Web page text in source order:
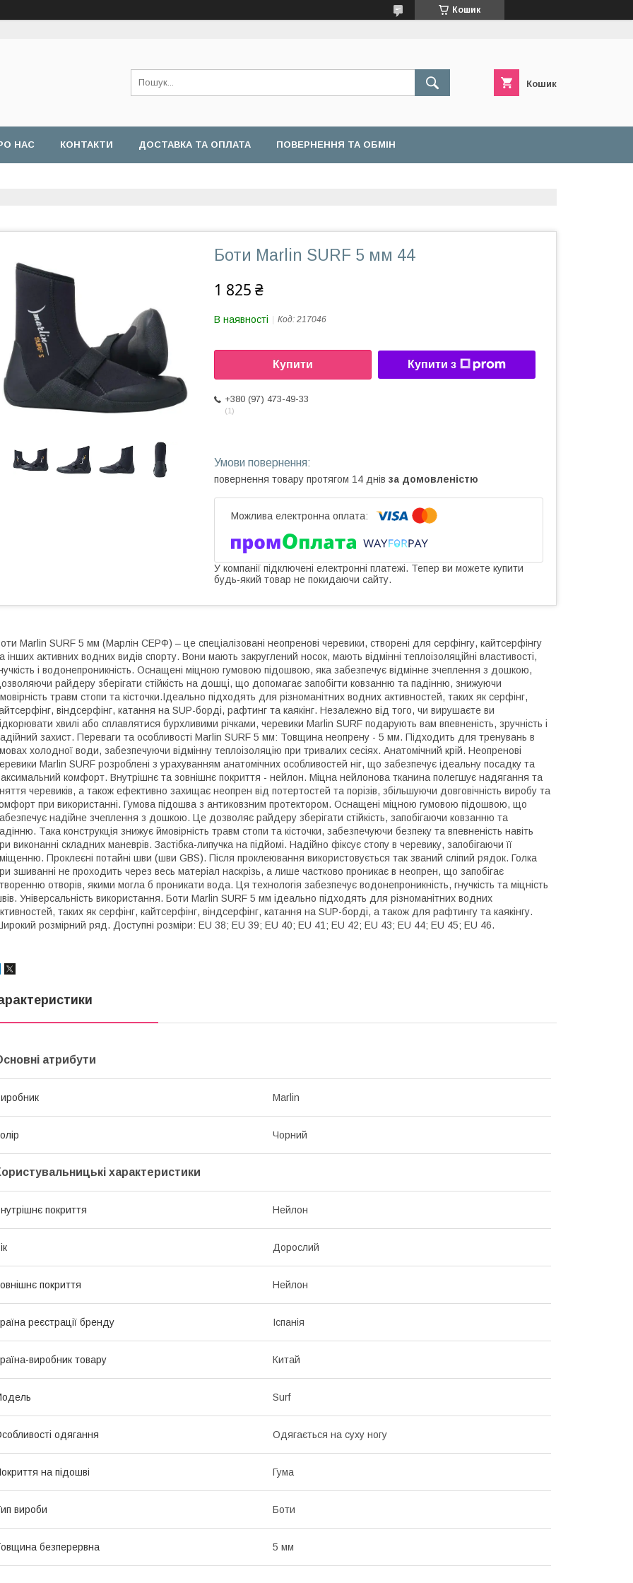
Кошик
Кошик
НАС КОНТАКТИ ДОСТАВКА ТА ОПЛАТА ПОВЕРНЕННЯ ТА ОБМІН
Боти Marlin SURF 5 мм 44
1 825 ₴
В наявності Код: 217046
Купити Купити з
+380 (97) 473-49-33
1
повернення товару протягом 14 днів за домовленістю
У компанії підключені електронні платежі. Тепер ви можете купити
будь-який товар не покидаючи сайту.
Marlin SURF 5 мм (Марлін СЕРФ) – це спеціалізовані неопренові черевики, створені для серфінгу, кайтсерфінгу
інших активних водних видів спорту. Вони мають закруглений носок, мають відмінні теплоізоляційні властивості,
і водонепроникність. Оснащені міцною гумовою підошвою, яка забезпечує відмінне зчеплення з дошкою,
райдеру зберігати стійкість на дошці, що допомагає запобігти ковзанню та падінню, знижуючи
травм стопи та кісточки.Ідеально підходять для різноманітних водних активностей, таких як серфінг,
віндсерфінг, катання на SUP-борді, рафтинг та каякінг. Незалежно від того, чи вирушаєте ви
хвилі або сплавлятися бурхливими річками, черевики Marlin SURF подарують вам впевненість, зручність і
захист. Переваги та особливості Marlin SURF 5 мм: Товщина неопрену - 5 мм. Підходить для тренувань в
холодної води, забезпечуючи відмінну теплоізоляцію при тривалих сесіях. Анатомічний крій. Неопренові
Marlin SURF розроблені з урахуванням анатомічних особливостей ніг, що забезпечує ідеальну посадку та
комфорт. Внутрішнє та зовнішнє покриття - нейлон. Міцна нейлонова тканина полегшує надягання та
черевиків, а також ефективно захищає неопрен від потертостей та порізів, збільшуючи довговічність виробу та
при використанні. Гумова підошва з антиковзним протектором. Оснащені міцною гумовою підошвою, що
надійне зчеплення з дошкою. Це дозволяє райдеру зберігати стійкість, запобігаючи ковзанню та
Така конструкція знижує ймовірність травм стопи та кісточки, забезпечуючи безпеку та впевненість навіть
виконанні складних маневрів. Застібка-липучка на підйомі. Надійно фіксує стопу в черевику, запобігаючи її
Проклеєні потайні шви (шви GBS). Після проклеювання використовується так званий сліпий рядок. Голка
зшиванні не проходить через весь матеріал наскрізь, а лише частково проникає в неопрен, що запобігає
отворів, якими могла б проникати вода. Ця технологія забезпечує водонепроникність, гнучкість та міцність
Універсальність використання. Боти Marlin SURF 5 мм ідеально підходять для різноманітних водних
таких як серфінг, кайтсерфінг, віндсерфінг, катання на SUP-борді, а також для рафтингу та каякінгу.
розмірний ряд. Доступні розміри: EU 38; EU 39; EU 40; EU 41; EU 42; EU 43; EU 44; EU 45; EU 46.
атрибути
Marlin
Чорний
характеристики
покриття Нейлон
Дорослий
покриття Нейлон
реєстрації бренду Іспанія
виробник товару Китай
Surf
одягання Одягається на суху ногу
на підошві Гума
вироби Боти
безперервна 5 мм